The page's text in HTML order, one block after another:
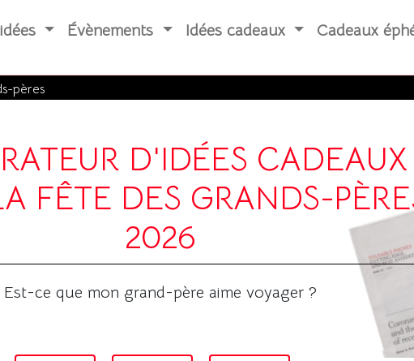
Évènements Idées cadeaux Cadeaux
pères
D'IDÉES CADEAUX
FÊTE DES GRANDS-
2026
Est-ce que mon grand-père aime voyager ?